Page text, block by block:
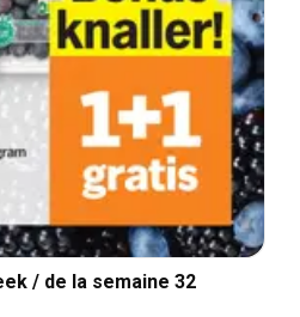
/ de la semaine 32